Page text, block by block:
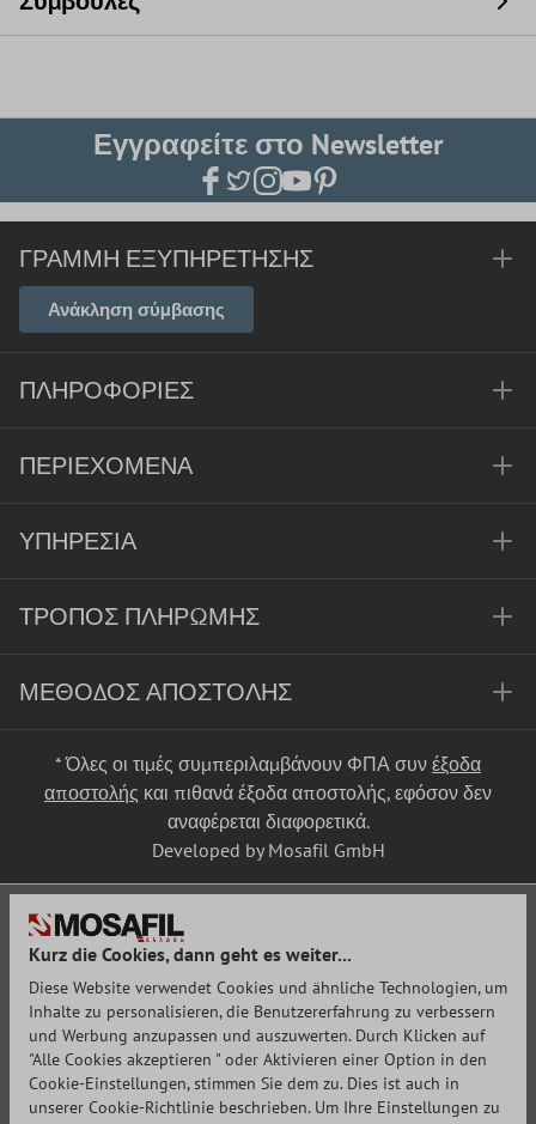
Εγγραφείτε στο Newsletter
ΓΡΑΜΜΉ ΕΞΥΠΗΡΈΤΗΣΗΣ
Ανάκληση σύμβασης
ΠΛΗΡΟΦΟΡΊΕΣ
ΠΕΡΙΕΧΌΜΕΝΑ
ΥΠΗΡΕΣΊΑ
ΤΡΌΠΟΣ ΠΛΗΡΩΜΉΣ
ΜΈΘΟΔΟΣ ΑΠΟΣΤΟΛΉΣ
* Όλες οι τιμές συμπεριλαμβάνουν ΦΠΑ συν έξοδα
αποστολής και πιθανά έξοδα αποστολής, εφόσον δεν
αναφέρεται διαφορετικά.
Developed by Mosafil GmbH
Kurz die Cookies, dann geht es weiter...
Diese Website verwendet Cookies und ähnliche Technologien, um
Inhalte zu personalisieren, die Benutzererfahrung zu verbessern
und Werbung anzupassen und auszuwerten. Durch Klicken auf
"Alle Cookies akzeptieren " oder Aktivieren einer Option in den
Cookie-Einstellungen, stimmen Sie dem zu. Dies ist auch in
unserer Cookie-Richtlinie beschrieben. Um Ihre Einstellungen zu